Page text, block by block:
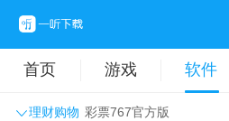
首页 游戏 软件
理财购物 彩票767官方版